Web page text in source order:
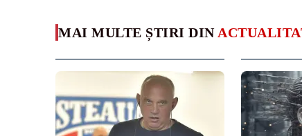
MAI MULTE ȘTIRI DIN